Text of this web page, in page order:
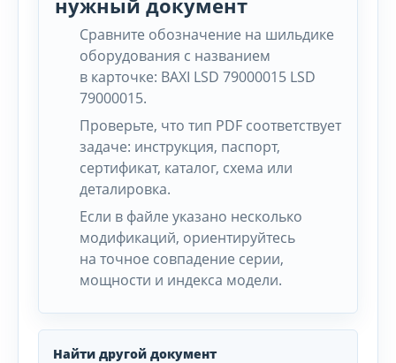
нужный документ
Сравните обозначение на шильдике
оборудования с названием
в карточке: BAXI LSD 79000015 LSD
79000015.
Проверьте, что тип PDF соответствует
задаче: инструкция, паспорт,
сертификат, каталог, схема или
деталировка.
Если в файле указано несколько
модификаций, ориентируйтесь
на точное совпадение серии,
мощности и индекса модели.
Найти другой документ